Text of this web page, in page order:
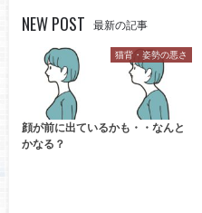
NEW POST 最新の記事
猫背・姿勢の悪さ
顔が前に出ているかも・・なんと
かなる？